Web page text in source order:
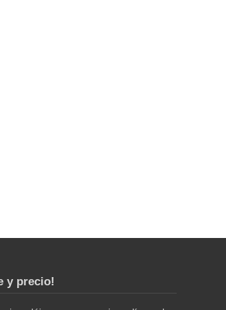
y precio!